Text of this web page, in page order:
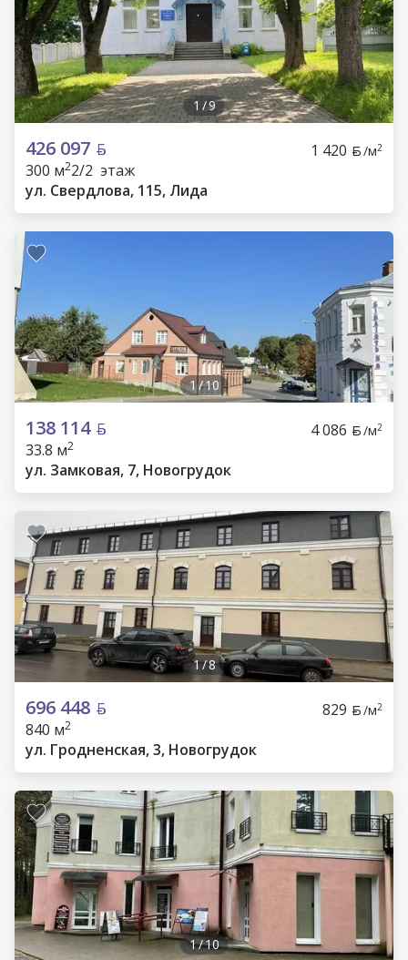
1 /9
426 097 1 420 /м2
300 м22/2 этаж
ул. Свердлова, 115, Лида
1/10
138 114 4 086 /м2
33.8 м2
ул. Замковая, 7, Новогрудок
1/8
696 448 829 /м2
840 м2
ул. Гродненская, 3, Новогрудок
1/10